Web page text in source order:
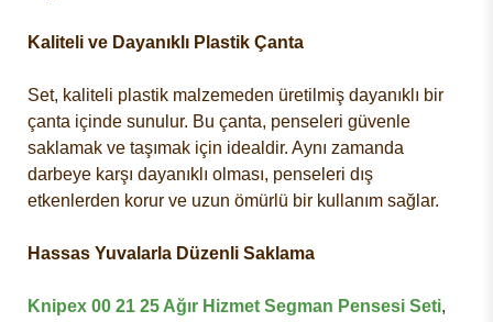
Kaliteli ve Dayanıklı Plastik Çanta
Set, kaliteli plastik malzemeden üretilmiş dayanıklı bir
çanta içinde sunulur. Bu çanta, penseleri güvenle
saklamak ve taşımak için idealdir. Aynı zamanda
darbeye karşı dayanıklı olması, penseleri dış
etkenlerden korur ve uzun ömürlü bir kullanım sağlar.
Hassas Yuvalarla Düzenli Saklama
Knipex 00 21 25 Ağır Hizmet Segman Pensesi Seti,